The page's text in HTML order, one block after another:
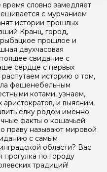
словно замедляет
с мурчанием
истории прошлых
Кранц, город,
прошлое и
двухчасовая
свидание с
сердце с первых
историю о том,
фешенебельным
котами, узнаем,
аристократов, и выясним,
елку родом именно
факты о кошачьей
праву называют мировой
с самым
области? Вас
по городу
традиций!